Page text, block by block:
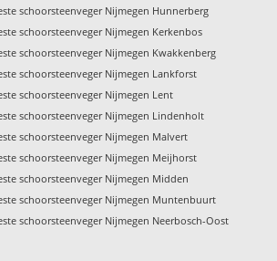
schoorsteenveger Nijmegen Hunnerberg
schoorsteenveger Nijmegen Kerkenbos
schoorsteenveger Nijmegen Kwakkenberg
schoorsteenveger Nijmegen Lankforst
schoorsteenveger Nijmegen Lent
schoorsteenveger Nijmegen Lindenholt
schoorsteenveger Nijmegen Malvert
schoorsteenveger Nijmegen Meijhorst
schoorsteenveger Nijmegen Midden
schoorsteenveger Nijmegen Muntenbuurt
schoorsteenveger Nijmegen Neerbosch-Oost